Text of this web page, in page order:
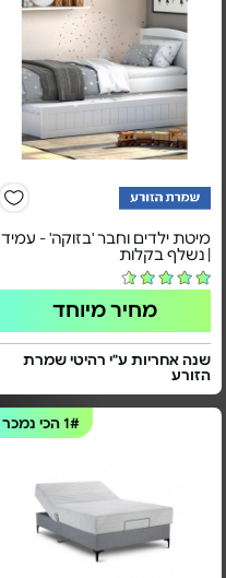
מיטת ילדים וחבר 'בזוקה' - עמיד
| נשלף בקלות
מחיר מיוחד
שנה אחריות ע"י רהיטי שמרת
הזורע
1#הכי נמכר